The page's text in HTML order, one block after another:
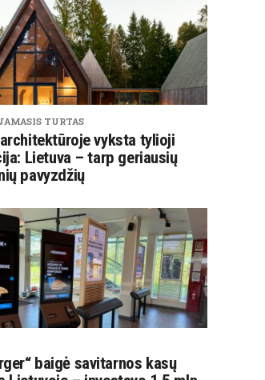
TURTAS
vyksta tylioji
Lietuva – tarp geriausių
pavyzdžių
baigė savitarnos kasų